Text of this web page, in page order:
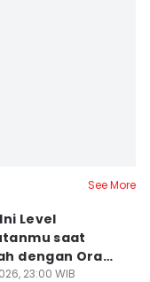
See More
Level
saat
dengan Orang
23:00 WIB